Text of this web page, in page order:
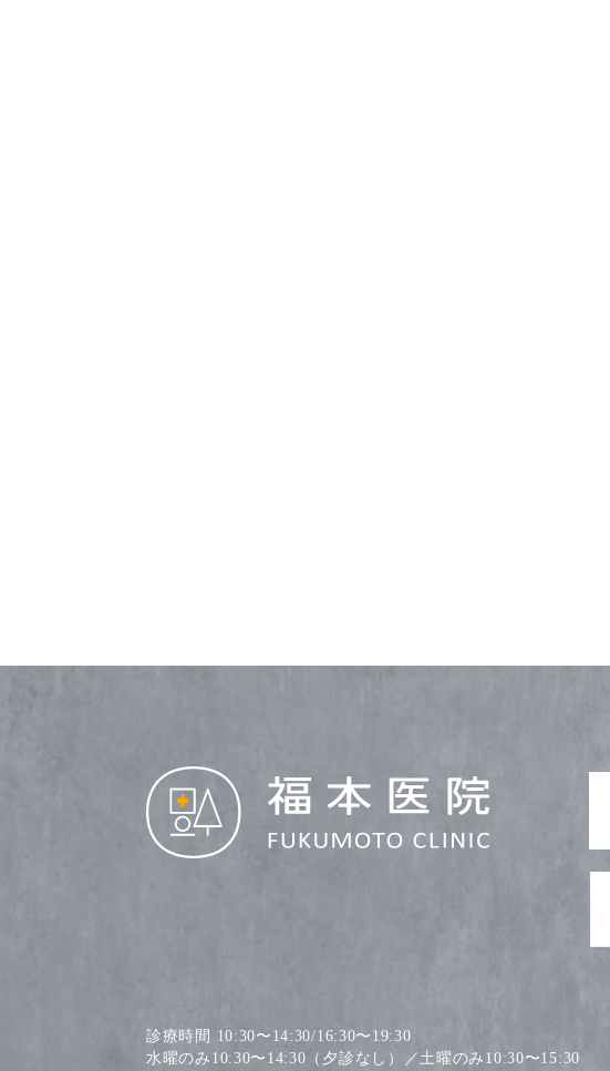
診療時間 10:30〜14:30/16:30〜19:30
水曜のみ10:30〜14:30（夕診なし）／土曜のみ10:30〜15:30